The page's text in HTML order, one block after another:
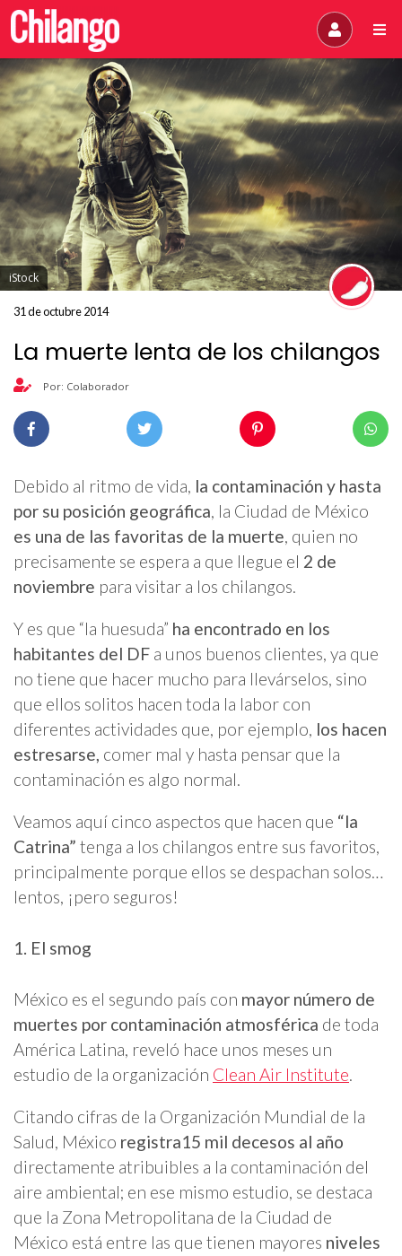
iStock
31 de octubre 2014
La muerte lenta de los chilangos
Por: Colaborador
Debido al ritmo de vida, la contaminación y hasta
por su posición geográfica , la Ciudad de México
es una de las favoritas de la muerte , quien no
precisamente se espera a que llegue el 2 de
noviembre para visitar a los chilangos.
Y es que “la huesuda” ha encontrado en los
habitantes del DF a unos buenos clientes, ya que
no tiene que hacer mucho para llevárselos, sino
que ellos solitos hacen toda la labor con
diferentes actividades que, por ejemplo, los hacen
estresarse, comer mal y hasta pensar que la
contaminación es algo normal.
Veamos aquí cinco aspectos que hacen que “la
Catrina” tenga a los chilangos entre sus favoritos,
principalmente porque ellos se despachan solos…
lentos, ¡pero seguros!
1. El smog
México es el segundo país con mayor número de
muertes por contaminación atmosférica de toda
América Latina, reveló hace unos meses un
estudio de la organización Clean Air Institute.
Citando cifras de la Organización Mundial de la
Salud, México registra15 mil decesos al año
directamente atribuibles a la contaminación del
aire ambiental; en ese mismo estudio, se destaca
que la Zona Metropolitana de la Ciudad de
México está entre las que tienen mayores niveles